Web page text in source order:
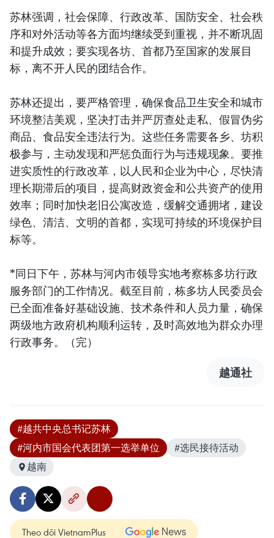
苏林强调，社会保障、行政改革、国防安全、社会秩
序和对外活动等各方面均继续受到重视，并不断巩固
和提升成效；要实现各坊、首都乃至国家的发展目
标，离不开人民的团结合作。
苏林还提出，要严格管理，确保食品卫生安全和城市
环境整洁美观，坚决打击并严厉查处走私、假冒伪劣
商品、食品安全违法行为。这些任务需要各乡、坊积
极参与，主动发现和严惩负面行为与违规现象。要推
进实质性的行政改革，以人民和企业为中心，尽快清
理长期滞后的项目，提高财政资金和公共资产的使用
效率；同时加快老旧公寓改造，缓解交通拥堵，建设
绿色、清洁、文明的首都，实现可持续的环境保护目
标等。
*同日下午，苏林与河内市领导实地考察栋多坊行政
服务部门的工作情况。截至目前，栋多坊人民委员会
已全面准备好基础设施、技术条件和人员力量，确保
两级地方政府机构顺利运转，及时高效地为群众办理
行政事务。（完）
越通社
#越共中央总书记苏林
#河内市国会代表团第一选举单位
#选民接待活动
越南
Theo dõi VietnamPlus